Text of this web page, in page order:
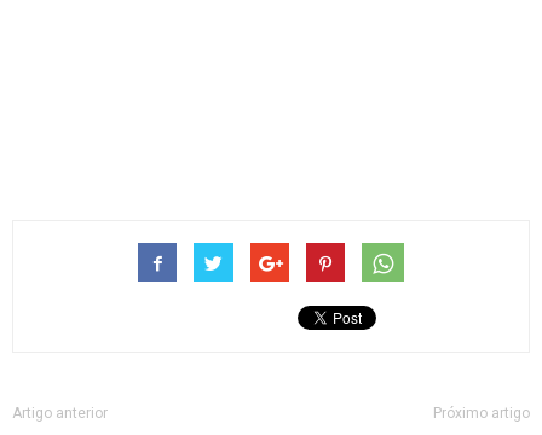
Artigo anterior Próximo artigo